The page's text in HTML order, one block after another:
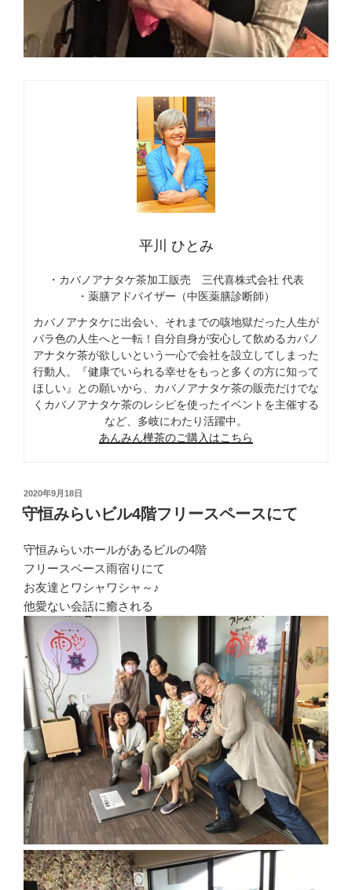
平川 ひとみ
・カバノアナタケ茶加工販売 三代喜株式会社 代表
・薬膳アドバイザー（中医薬膳診断師）
カバノアナタケに出会い、それまでの咳地獄だった人生が
バラ色の人生へと一転！自分自身が安心して飲めるカバノ
アナタケ茶が欲しいという一心で会社を設立してしまった
行動人。『健康でいられる幸せをもっと多くの方に知って
ほしい』との願いから、カバノアナタケ茶の販売だけでな
くカバノアナタケ茶のレシピを使ったイベントを主催する
など、多岐にわたり活躍中。
あんみん樺茶のご購入はこちら
投
稿
日:
2020年9月18日
守恒みらいビル4階フリースペースにて
守恒みらいホールがあるビルの4階
フリースペース雨宿りにて
お友達とワシャワシャ～♪
他愛ない会話に癒される